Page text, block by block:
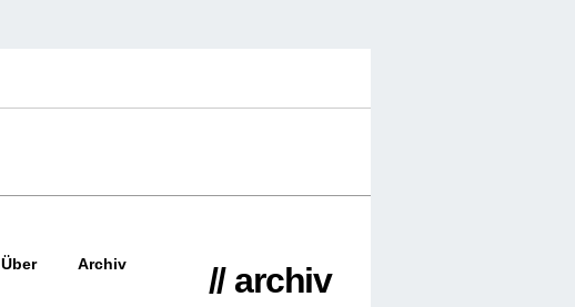
Über
Archiv
// archiv